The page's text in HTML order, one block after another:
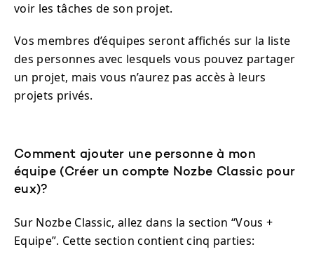
voir les tâches de son projet.
Vos membres d’équipes seront affichés sur la liste
des personnes avec lesquels vous pouvez partager
un projet, mais vous n’aurez pas accès à leurs
projets privés.
Comment ajouter une personne à mon
équipe (Créer un compte Nozbe Classic pour
eux)?
Sur Nozbe Classic, allez dans la section “Vous +
Equipe”. Cette section contient cinq parties: